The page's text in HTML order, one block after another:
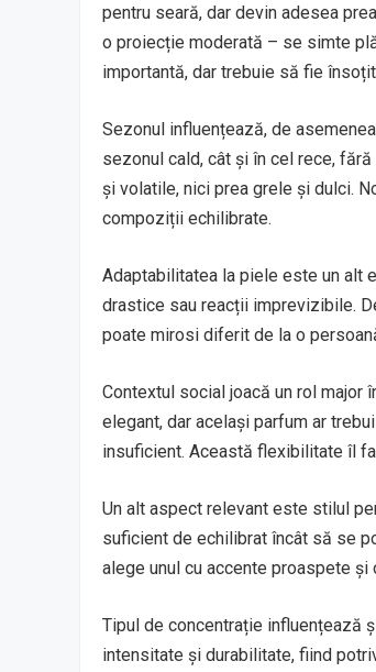
pentru seară, dar devin adesea
o proiecție moderată – se simte
importantă, dar trebuie să fie
Sezonul influențează, de
sezonul cald, cât și în cel rece,
și volatile, nici prea grele și dulci.
compoziții echilibrate.
Adaptabilitatea la piele este un alt
drastice sau reacții imprevizibile.
poate mirosi diferit de la o
Contextul social joacă un rol
elegant, dar același parfum ar
insuficient. Această flexibilitate îl
Un alt aspect relevant este stilul
suficient de echilibrat încât să se
alege unul cu accente proaspete
Tipul de concentrație influențează
intensitate și durabilitate, fiind